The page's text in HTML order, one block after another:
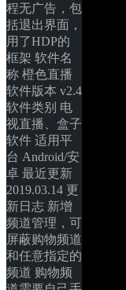
程无广告，包
括退出界面，
用了HDP的
框架 软件名
称 橙色直播
软件版本 v2.4
软件类别 电
视直播、盒子
软件 适用平
台 Android/安
卓 最近更新
2019.03.14 更
新日志 新增
频道管理，可
屏蔽购物频道
和任意指定的
频道 购物频